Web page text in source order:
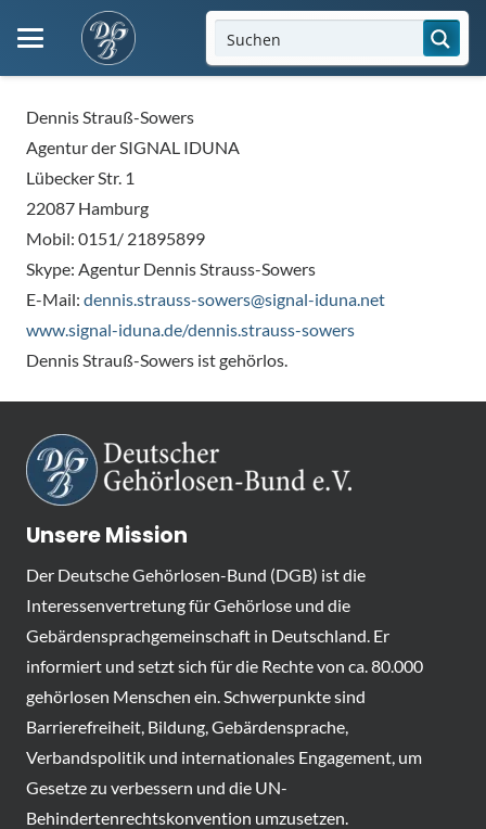
Dennis Strauß-Sowers
Agentur der SIGNAL IDUNA
Lübecker Str. 1
22087 Hamburg
Mobil: 0151/ 21895899
Skype: Agentur Dennis Strauss-Sowers
E-Mail: dennis.strauss-sowers@signal-iduna.net
www.signal-iduna.de/dennis.strauss-sowers
Dennis Strauß-Sowers ist gehörlos.
Unsere Mission
Der Deutsche Gehörlosen-Bund (DGB) ist die
Interessenvertretung für Gehörlose und die
Gebärdensprachgemeinschaft in Deutschland. Er
informiert und setzt sich für die Rechte von ca. 80.000
gehörlosen Menschen ein. Schwerpunkte sind
Barrierefreiheit, Bildung, Gebärdensprache,
Verbandspolitik und internationales Engagement, um
Gesetze zu verbessern und die UN-
Behindertenrechtskonvention umzusetzen.